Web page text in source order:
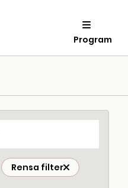
Program
Rensa filter